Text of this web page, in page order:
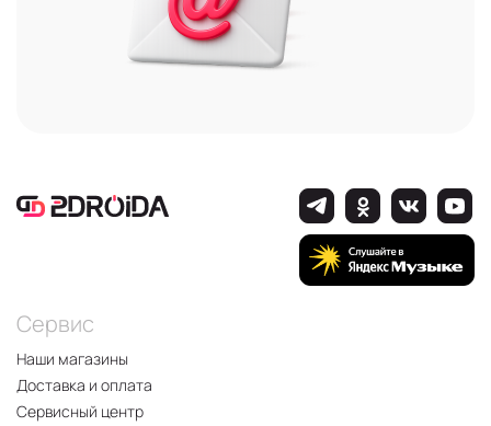
Сервис
Наши магазины
Доставка и оплата
Сервисный центр